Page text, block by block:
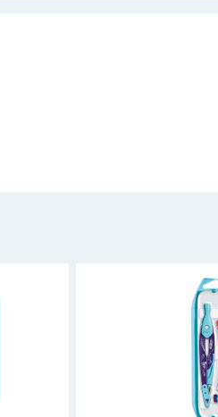
пластик.футляр